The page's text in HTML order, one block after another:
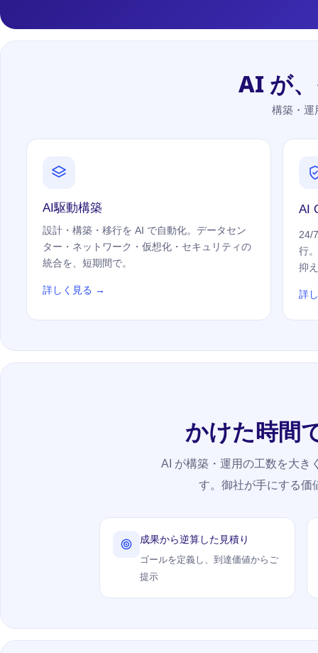
AI が
構築・運
AI駆動構築
設計・構築・移行を AI で自動化。データセン
ター・ネットワーク・仮想化・セキュリティの
統合を、短期間で。
詳しく見る →
AI
24/
行
抑
詳
かけた時間
AI が構築・運用の工数を大き
す。御社が手にする価
成果から逆算した見積り
ゴールを定義し、到達価値からご
提示